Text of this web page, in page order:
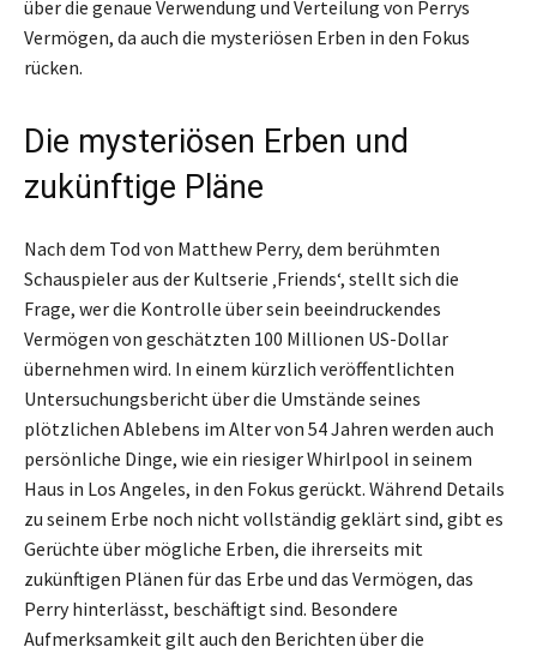
über die genaue Verwendung und Verteilung von Perrys
Vermögen, da auch die mysteriösen Erben in den Fokus
rücken.
Die mysteriösen Erben und
zukünftige Pläne
Nach dem Tod von Matthew Perry, dem berühmten
Schauspieler aus der Kultserie ‚Friends‘, stellt sich die
Frage, wer die Kontrolle über sein beeindruckendes
Vermögen von geschätzten 100 Millionen US-Dollar
übernehmen wird. In einem kürzlich veröffentlichten
Untersuchungsbericht über die Umstände seines
plötzlichen Ablebens im Alter von 54 Jahren werden auch
persönliche Dinge, wie ein riesiger Whirlpool in seinem
Haus in Los Angeles, in den Fokus gerückt. Während Details
zu seinem Erbe noch nicht vollständig geklärt sind, gibt es
Gerüchte über mögliche Erben, die ihrerseits mit
zukünftigen Plänen für das Erbe und das Vermögen, das
Perry hinterlässt, beschäftigt sind. Besondere
Aufmerksamkeit gilt auch den Berichten über die